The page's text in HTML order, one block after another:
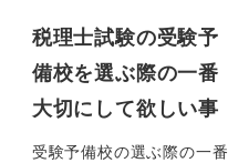
税理士試験の受験予
備校を選ぶ際の一番
大切にして欲しい事
受験予備校の選ぶ際の一番